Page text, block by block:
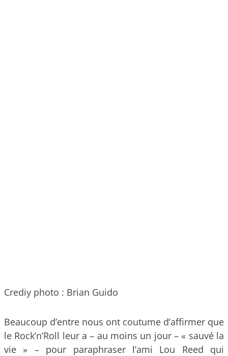
Crediy photo : Brian Guido
Beaucoup d’entre nous ont coutume d’affirmer que
le Rock’n’Roll leur a – au moins un jour – « sauvé la
vie » – pour paraphraser l’ami Lou Reed qui